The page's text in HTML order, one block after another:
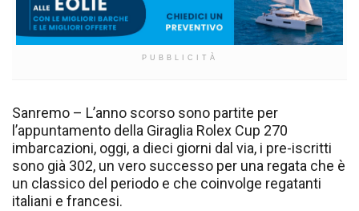
PUBBLICITÀ
Sanremo – L’anno scorso sono partite per
l’appuntamento della Giraglia Rolex Cup 270
imbarcazioni, oggi, a dieci giorni dal via, i pre-iscritti
sono già 302, un vero successo per una regata che è
un classico del periodo e che coinvolge regatanti
italiani e francesi.